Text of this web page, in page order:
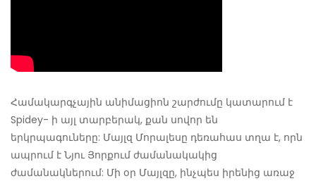
Համակարգչային անիմացիոն շարժումը կատարում է
Spidey- ի այլ տարբերակ, քան սովոր են
երկրպագուները: Մայլզ Մորալեսը դեռահաս տղա է, որն
ապրում է Նյու Յորքում ժամանակակից
ժամանակներում: Մի օր Մայլզը, ինչպես իրենից առաջ